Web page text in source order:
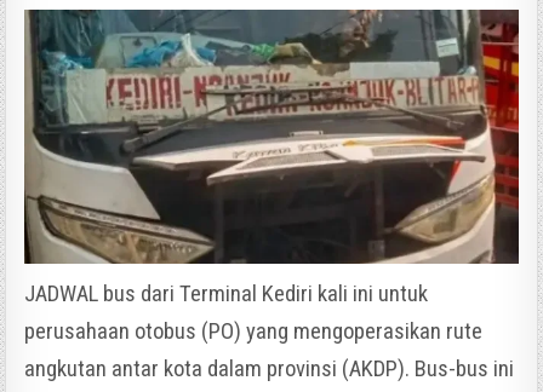
JADWAL bus dari Terminal Kediri kali ini untuk
perusahaan otobus (PO) yang mengoperasikan rute
angkutan antar kota dalam provinsi (AKDP). Bus-bus ini